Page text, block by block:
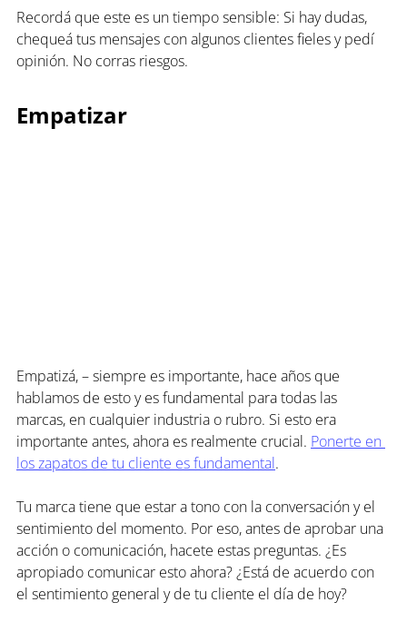
Recordá que este es un tiempo sensible: Si hay dudas,
chequeá tus mensajes con algunos clientes fieles y pedí
opinión. No corras riesgos.
Empatizar
Empatizá, – siempre es importante, hace años que
hablamos de esto y es fundamental para todas las
marcas, en cualquier industria o rubro. Si esto era
importante antes, ahora es realmente crucial. Ponerte en
los zapatos de tu cliente es fundamental.
Tu marca tiene que estar a tono con la conversación y el
sentimiento del momento. Por eso, antes de aprobar una
acción o comunicación, hacete estas preguntas. ¿Es
apropiado comunicar esto ahora? ¿Está de acuerdo con
el sentimiento general y de tu cliente el día de hoy?